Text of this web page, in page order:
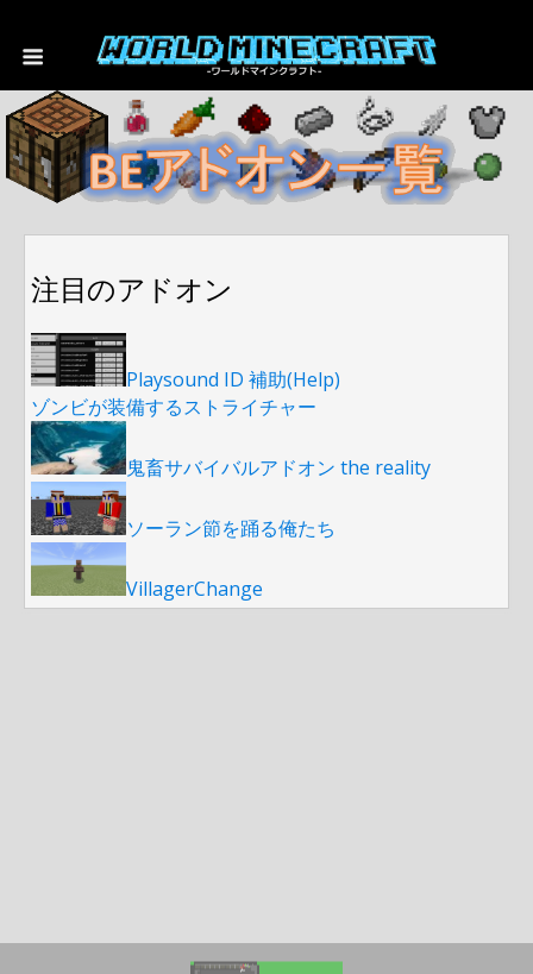
注目のアドオン
Playsound ID 補助(Help)
ゾンビが装備するストライチャー
鬼畜サバイバルアドオン the reality
ソーラン節を踊る俺たち
VillagerChange